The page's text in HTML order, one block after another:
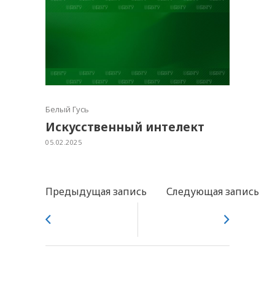
Белый Гусь
Искусственный интелект
05.02.2025
Предыдущая запись Следующая запись